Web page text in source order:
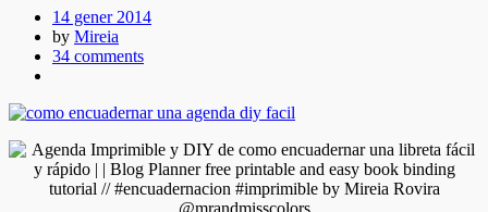
14 gener 2014
by Mireia
34 comments